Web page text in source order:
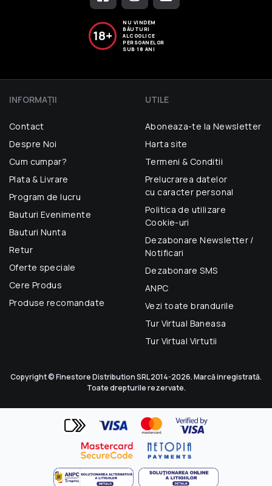
18+
NU VINDEM
BĂUTURI
ALCOOLICE
PERSOANELOR
SUB 18 ANI
INFORMAŢII
Contact
Despre Noi
Cum cumpar?
Plata & Livrare
Program de lucru
Bauturi Evenimente
Bauturi Nunta
Retur
Oferte speciale
Cere Produs
Produse recomandate
UTILE
Aboneaza-te la Newsletter
Harta site
Termeni & Conditii
Prelucrarea datelor
cu caracter personal
Politica de utilizare
Cookie-uri
Dezabonare Newsletter /
Notificari
Dezabonare SMS
ANPC
Vezi toate brandurile
Tur Virtual Baneasa
Tur Virtual Virtutii
Copyright © Finestore Distribution SRL 2014-2026. Marcă inregistrată.
Toate drepturile rezervate.